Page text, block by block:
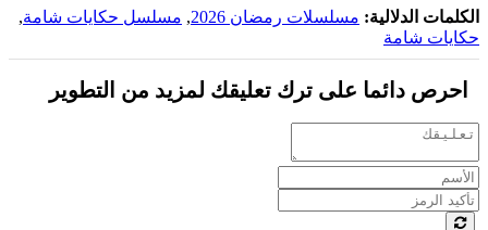
الكلمات الدلالية: مسلسلات رمضان 2026 , مسلسل حكايات شامة,
حكايات شامة
احرص دائما على ترك تعليقك لمزيد من التطوير